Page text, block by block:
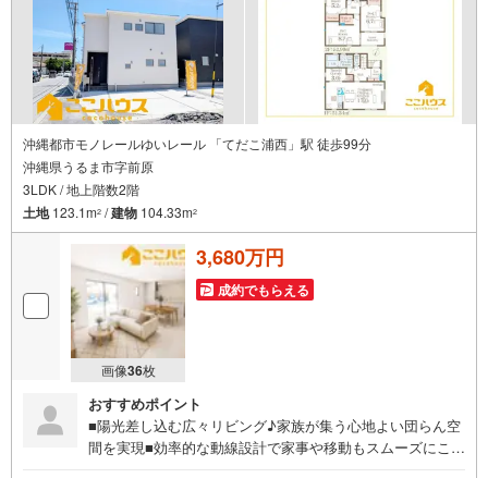
沖縄都市モノレールゆいレール 「てだこ浦西」駅 徒歩99分
沖縄県うるま市字前原
3LDK / 地上階数2階
土地123.1m2 /建物 104.33m2
画像36枚
3,680万円
成約でもらえる
おすすめポイント
■陽光差し込む広々リビング♪家族が集う心地よい団らん空
間を実現■効率的な動線設計で家事や移動もスムーズにこな